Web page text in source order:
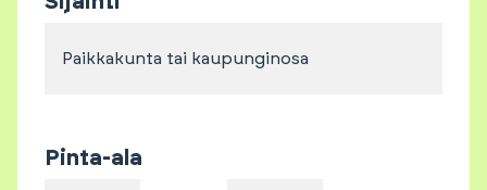
Paikkakunta tai kaupunginosa
Pinta-ala